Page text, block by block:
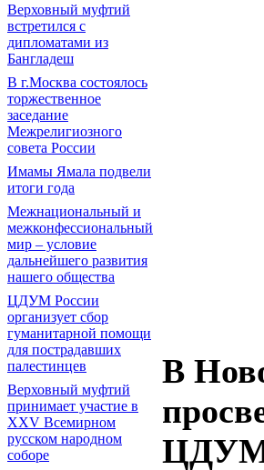
Верховный муфтий
встретился с
дипломатами из
Бангладеш
В г.Москва состоялось
торжественное
заседание
Межрелигиозного
совета России
Имамы Ямала подвели
итоги года
Межнациональный и
межконфессиональный
мир – условие
дальнейшего развития
нашего общества
ЦДУМ России
организует сбор
гуманитарной помощи
для пострадавших
палестинцев
Верховный муфтий
принимает участие в
XXV Всемирном
русском народном
соборе
В
ЦДУМ